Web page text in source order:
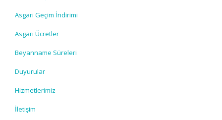
Asgari Geçim İndirimi
Asgari Ücretler
Beyanname Süreleri
Duyurular
Hizmetlerimiz
İletişim